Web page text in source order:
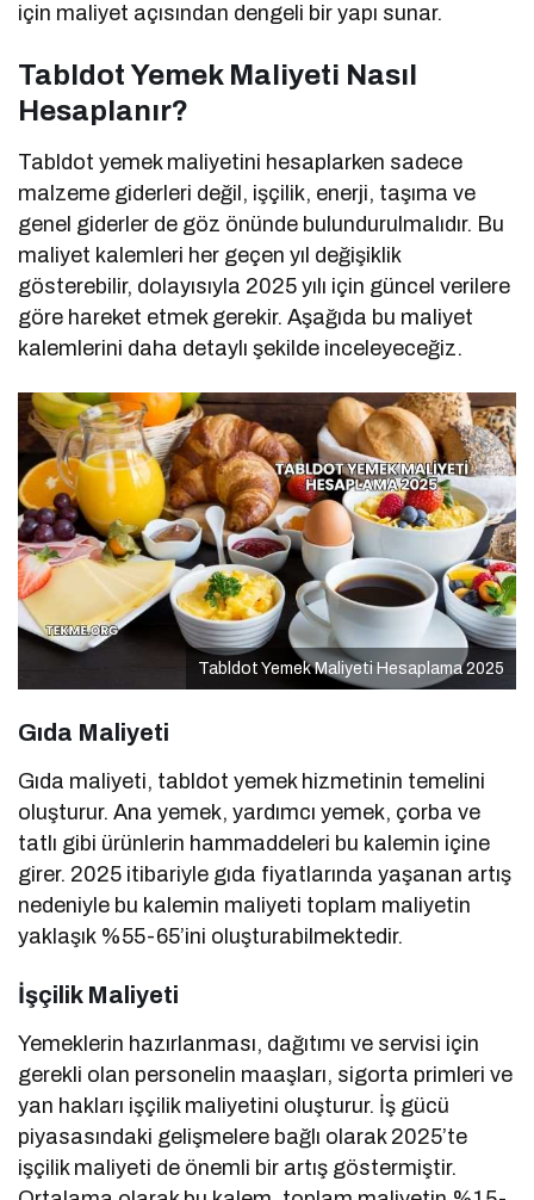
için maliyet açısından dengeli bir yapı sunar.
Tabldot Yemek Maliyeti Nasıl
Hesaplanır?
Tabldot yemek maliyetini hesaplarken sadece
malzeme giderleri değil, işçilik, enerji, taşıma ve
genel giderler de göz önünde bulundurulmalıdır. Bu
maliyet kalemleri her geçen yıl değişiklik
gösterebilir, dolayısıyla 2025 yılı için güncel verilere
göre hareket etmek gerekir. Aşağıda bu maliyet
kalemlerini daha detaylı şekilde inceleyeceğiz.
Tabldot Yemek Maliyeti Hesaplama 2025
Gıda Maliyeti
Gıda maliyeti, tabldot yemek hizmetinin temelini
oluşturur. Ana yemek, yardımcı yemek, çorba ve
tatlı gibi ürünlerin hammaddeleri bu kalemin içine
girer. 2025 itibariyle gıda fiyatlarında yaşanan artış
nedeniyle bu kalemin maliyeti toplam maliyetin
yaklaşık %55-65’ini oluşturabilmektedir.
İşçilik Maliyeti
Yemeklerin hazırlanması, dağıtımı ve servisi için
gerekli olan personelin maaşları, sigorta primleri ve
yan hakları işçilik maliyetini oluşturur. İş gücü
piyasasındaki gelişmelere bağlı olarak 2025’te
işçilik maliyeti de önemli bir artış göstermiştir.